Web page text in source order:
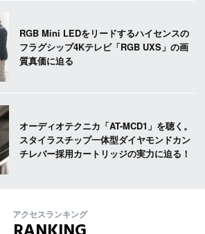
RGB Mini LEDをリードするハイセンスの
フラグシップ4Kテレビ「RGB UXS」の画
質真価に迫る
オーディオテクニカ「AT-MCD1」を聴く。
スタイラスチップ一体型ダイヤモンドカン
チレバー採用カートリッジの実力に迫る！
アクセスランキング